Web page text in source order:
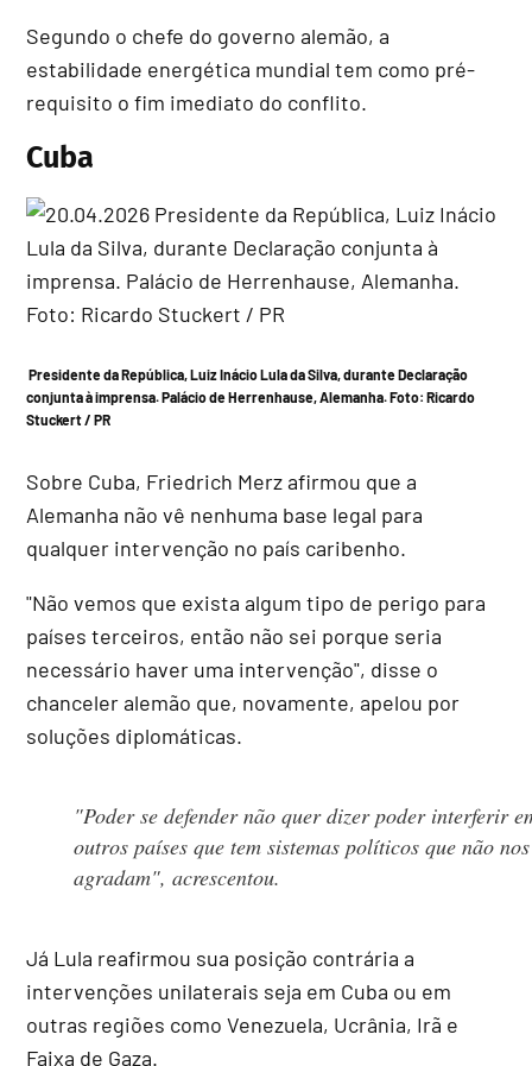
Segundo o chefe do governo alemão, a
estabilidade energética mundial tem como pré-
requisito o fim imediato do conflito.
Cuba
Presidente da República, Luiz Inácio Lula da Silva, durante Declaração
conjunta à imprensa. Palácio de Herrenhause, Alemanha.Foto: Ricardo
Stuckert / PR
Sobre Cuba, Friedrich Merz afirmou que a
Alemanha não vê nenhuma base legal para
qualquer intervenção no país caribenho.
"Não vemos que exista algum tipo de perigo para
países terceiros, então não sei porque seria
necessário haver uma intervenção", disse o
chanceler alemão que, novamente, apelou por
soluções diplomáticas.
"Poder se defender não quer dizer poder interferir
outros países que tem sistemas políticos que não nos
agradam", acrescentou.
Já Lula reafirmou sua posição contrária a
intervenções unilaterais seja em Cuba ou em
outras regiões como Venezuela, Ucrânia, Irã e
Faixa de Gaza.